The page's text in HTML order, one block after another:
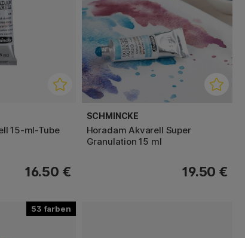
15-ml-Tube
16.50 €
SCHMINCKE
Horadam Akvarell Super
Granulation 15 ml
19.50 €
53